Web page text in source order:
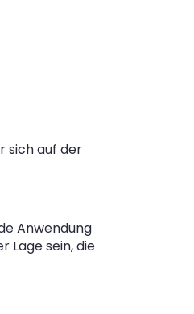
sich auf der
Anwendung
Lage sein, die